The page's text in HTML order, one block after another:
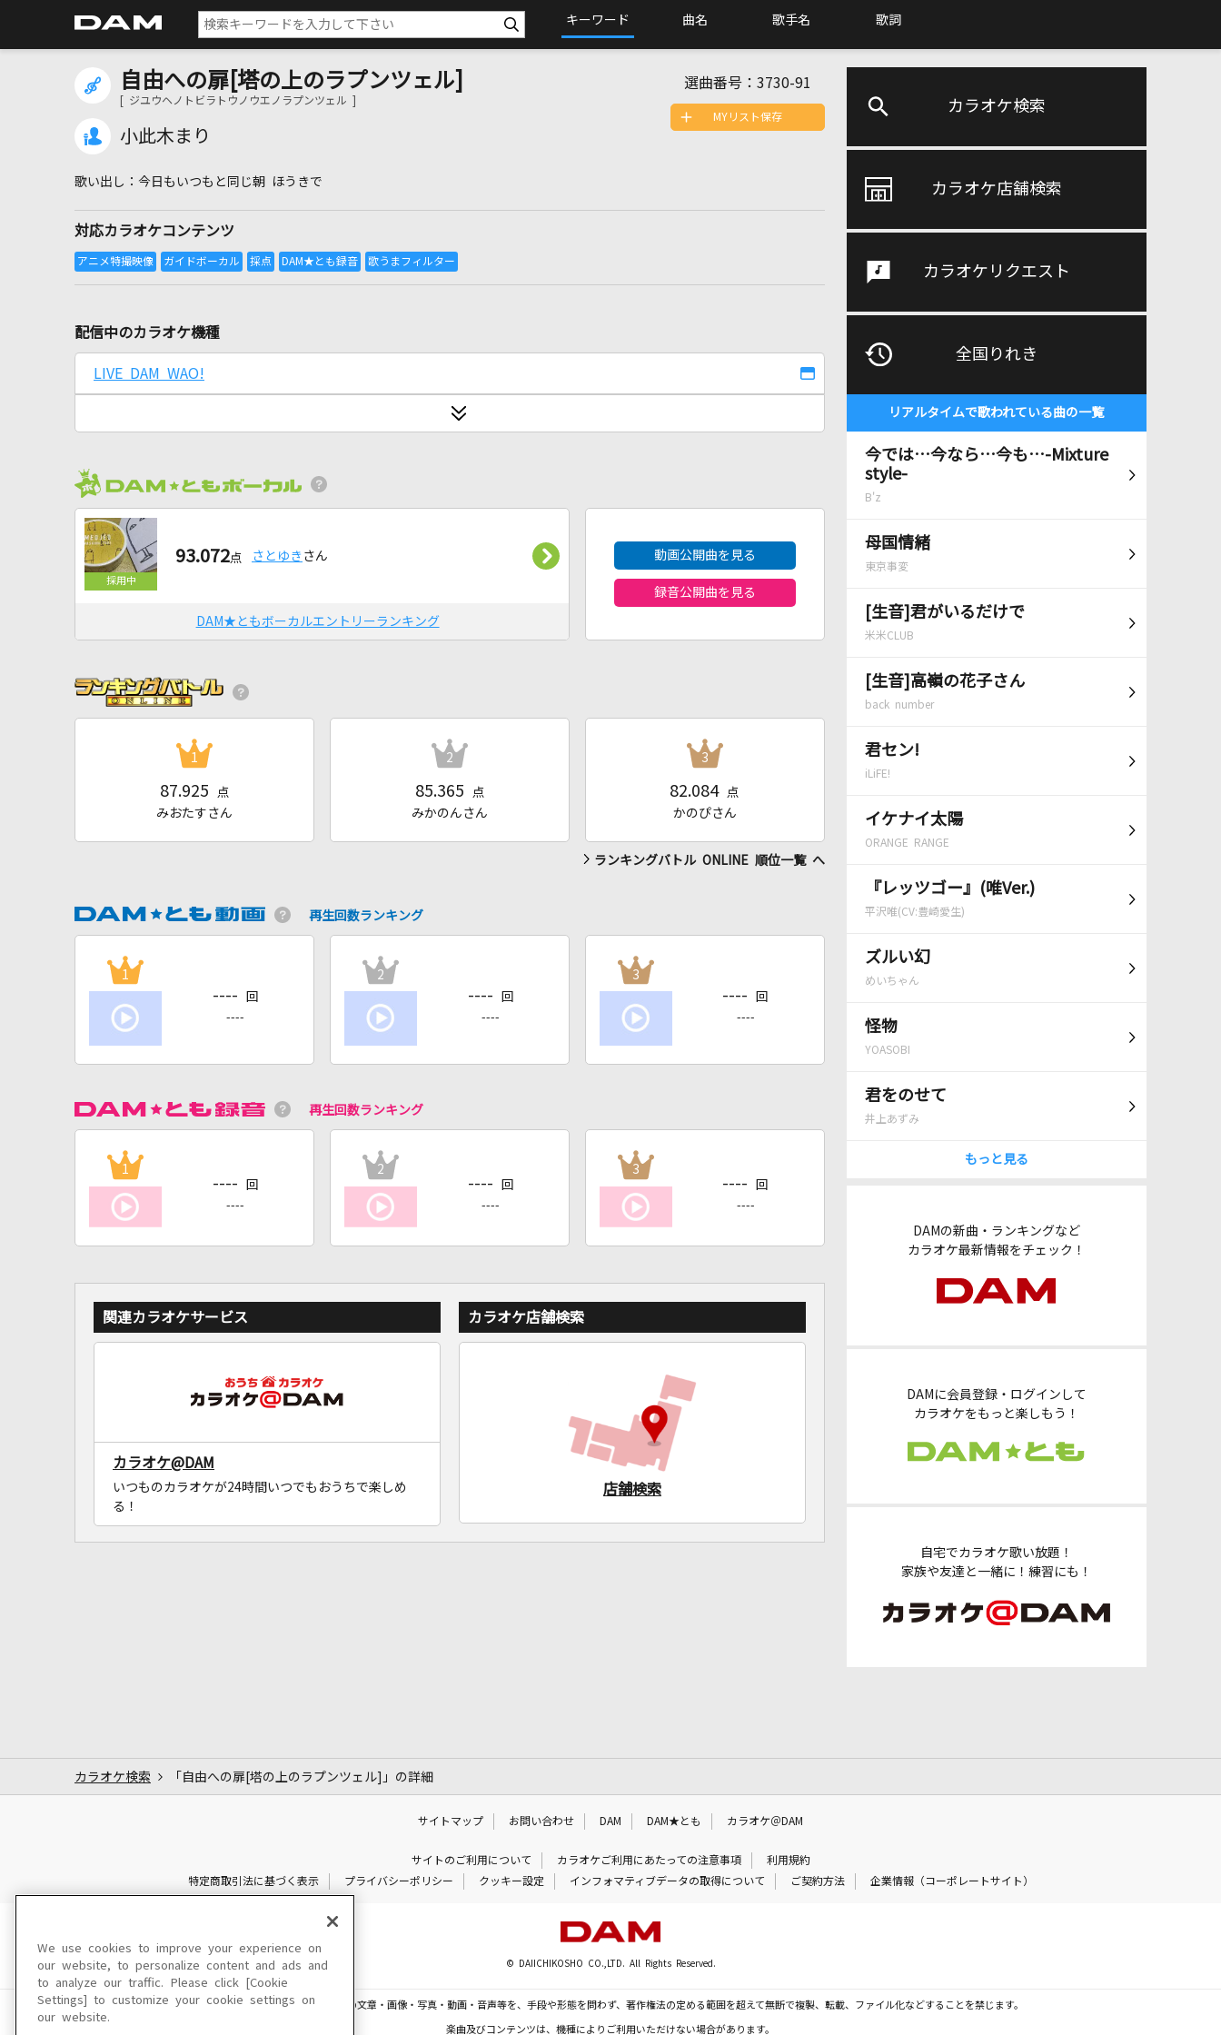
キーワード 曲名 歌手名 歌詞
カラオケ検索
カラオケ店舗検索
カラオケリクエスト
全国りれき
リアルタイムで歌われている曲の一覧
今では…今なら…今も…-Mixture
style-
B'z
母国情緒
東京事変
[生音]君がいるだけで
米米CLUB
[生音]高嶺の花子さん
back number
君セン!
iLiFE!
イケナイ太陽
ORANGE RANGE
『レッツゴー』(唯Ver.)
平沢唯(CV:豊崎愛生)
ズルい幻
めいちゃん
怪物
YOASOBI
君をのせて
井上あずみ
もっと見る
DAMの新曲・ランキングなど
カラオケ最新情報をチェック！
DAMに会員登録・ログインして
カラオケをもっと楽しもう！
自宅でカラオケ歌い放題！
家族や友達と一緒に！練習にも！
自由への扉[塔の上のラプンツェル]
[ ジユウヘノトビラトウノウエノラプンツェル ]
小此木まり
選曲番号： 3730-91
今日もいつもと同じ朝 ほうきで
対応カラオケコンテンツ
MYリスト保存
配信中のカラオケ機種
LIVE DAM WAO!
93.072点 さとゆき さん
DAM★ともボーカルエントリーランキング
動画公開曲を見る
録音公開曲を見る
1
87.925
点
みおたすさん
2
85.365
点
みかのんさん
3
82.084
点
かのぴさん
ランキングバトル ONLINE 順位一覧 へ
再生回数ランキング
1
---- 回
----
2
---- 回
----
3
---- 回
----
再生回数ランキング
1
---- 回
----
2
---- 回
----
3
---- 回
----
関連カラオケサービス
カラオケ@DAM
いつものカラオケが24時間いつでもおうちで楽しめ
る！
カラオケ店舗検索
店舗検索
カラオケ検索 「自由への扉[塔の上のラプンツェル]」の詳細
サイトマップ お問い合わせ DAM DAM★とも カラオケ＠DAM
サイトのご利用について カラオケご利用にあたっての注意事項
利用規約
特定商取引法に基づく表示
プライバシーポリシー クッキー設定 インフォマティブデータの取得について ご契約方法 企業情報（コーポレートサイト）
© DAIICHIKOSHO CO.,LTD. All Rights Reserved.
このサイトに掲載されている一切の文章・画像・写真・動画・音声等を、手段や形態を問わず、著作権法の定める範囲を超えて無断で複製、転載、ファイル化などすることを禁じます。
楽曲及びコンテンツは、機種によりご利用いただけない場合があります。
We use cookies to improve your experience on
our website, to personalize content and ads and
to analyze our traffic. Please click [Cookie
Settings] to customize your cookie settings on
our website.